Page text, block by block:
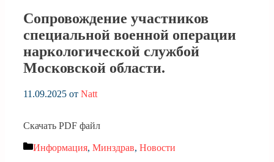
Сопровождение участников
специальной военной операции
наркологической службой
Московской области.
11.09.2025 от Natt
Скачать PDF файл
Рубрики
Информация, Минздрав, Новости